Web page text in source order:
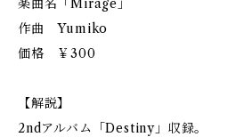
楽曲名「Mirage」
作曲 Yumiko
価格 ￥300
【解説】
2ndアルバム「Destiny」収録。